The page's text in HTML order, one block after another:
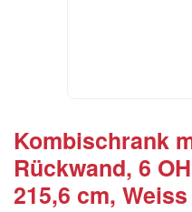
Kombischrank
Rückwand, 6
215,6 cm,